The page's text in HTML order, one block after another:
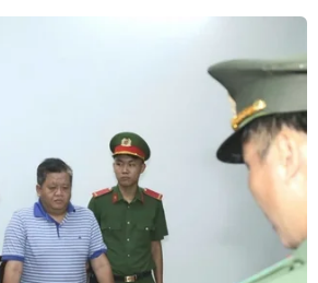
liều vaccine phòng
và Italy
Dũng tin tưởng những đóng góp quý
cho Việt Nam và các nước